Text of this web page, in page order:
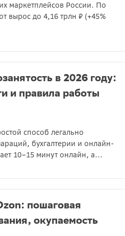
маркетплейсов России. По
вырос до 4,16 трлн ₽ (+45%
в 2026 году:
и правила работы
способ легально
бухгалтерии и онлайн-
10–15 минут онлайн, а...
пошаговая
окупаемость